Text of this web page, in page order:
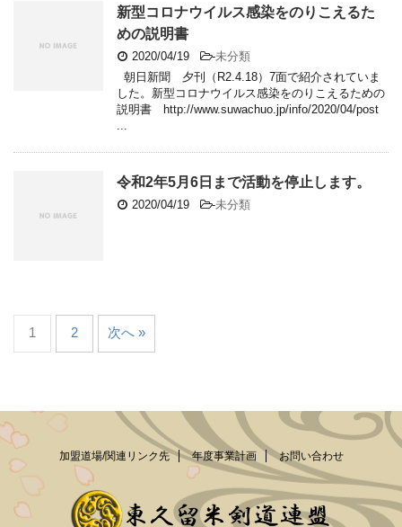
新型コロナウイルス感染をのりこえるた
めの説明書
2020/04/19 -未分類
朝日新聞 夕刊（R2.4.18）7面で紹介されていま
した。新型コロナウイルス感染をのりこえるための
説明書 http://www.suwachuo.jp/info/2020/04/post
令和2年5月6日まで活動を停止します。
2020/04/19 -未分類
1 2 次へ »
加盟道場/関連リンク先 年度事業計画 お問い合わせ